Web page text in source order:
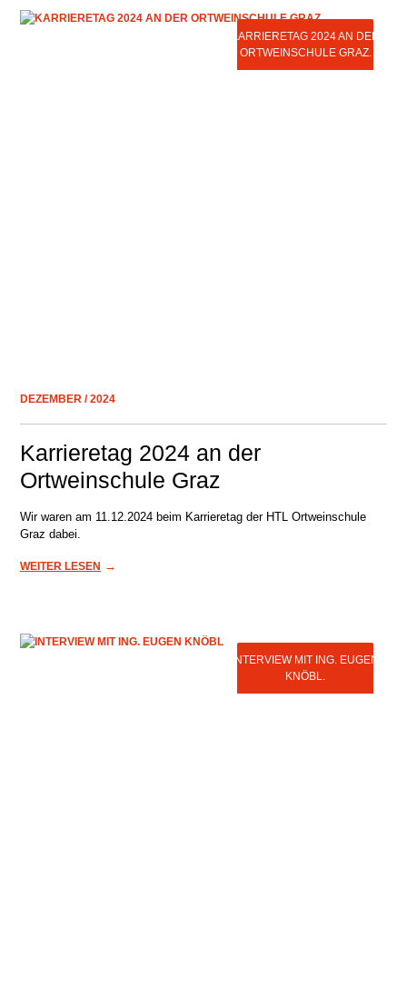
KARRIERETAG 2024 AN DER
ORTWEINSCHULE GRAZ.
DEZEMBER / 2024
Karrieretag 2024 an der
Ortweinschule Graz
Wir waren am 11.12.2024 beim Karrieretag der HTL Ortweinschule
Graz dabei.
WEITER LESEN →
INTERVIEW MIT ING. EUGEN
KNÖBL.